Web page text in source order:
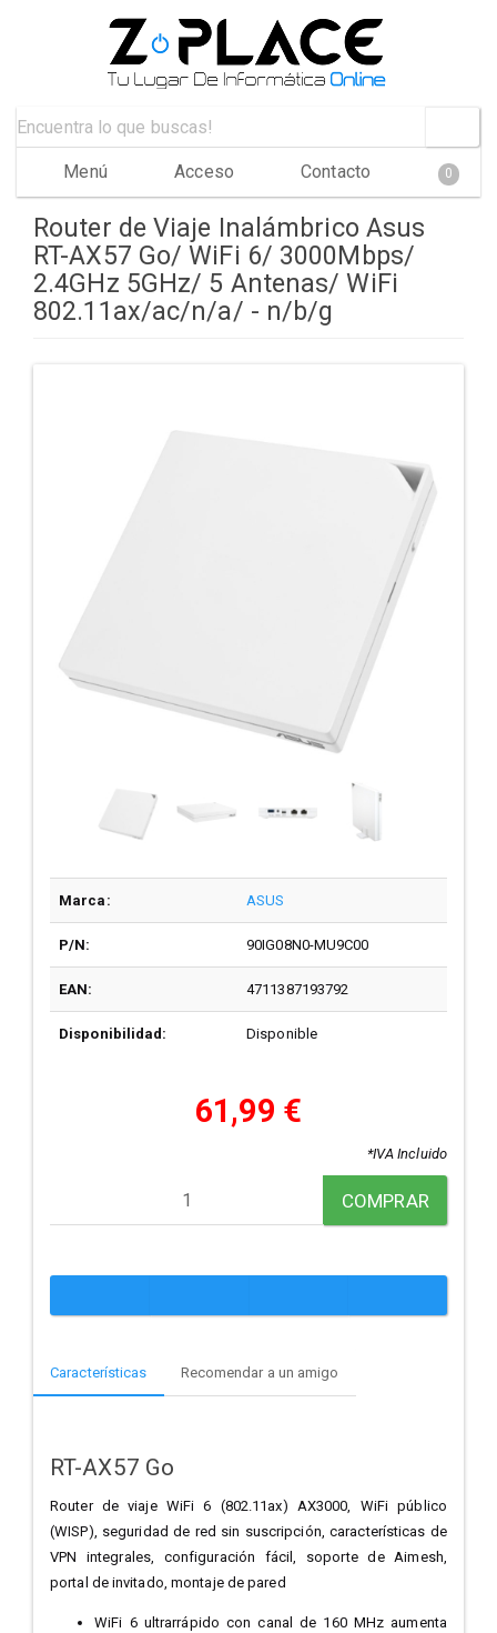
Menú Acceso Contacto 0
Router de Viaje Inalámbrico Asus
RT-AX57 Go/ WiFi 6/ 3000Mbps/
2.4GHz 5GHz/ 5 Antenas/ WiFi
802.11ax/ac/n/a/ - n/b/g
Marca: ASUS
P/N: 90IG08N0-MU9C00
EAN: 4711387193792
Disponibilidad: Disponible
61,99 €
*IVA Incluido
COMPRAR
Características Recomendar a un amigo
RT-AX57 Go
Router de viaje WiFi 6 (802.11ax) AX3000, WiFi público
(WISP), seguridad de red sin suscripción, características de
VPN integrales, configuración fácil, soporte de Aimesh,
portal de invitado, montaje de pared
WiFi 6 ultrarrápido con canal de 160 MHz aumenta